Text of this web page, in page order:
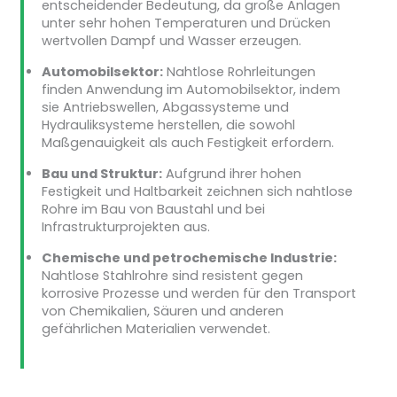
entscheidender Bedeutung, da große Anlagen
unter sehr hohen Temperaturen und Drücken
wertvollen Dampf und Wasser erzeugen.
Automobilsektor:Nahtlose Rohrleitungen
finden Anwendung im Automobilsektor, indem
sie Antriebswellen, Abgassysteme und
Hydrauliksysteme herstellen, die sowohl
Maßgenauigkeit als auch Festigkeit erfordern.
Bau und Struktur:Aufgrund ihrer hohen
Festigkeit und Haltbarkeit zeichnen sich nahtlose
Rohre im Bau von Baustahl und bei
Infrastrukturprojekten aus.
Chemische und petrochemische Industrie:
Nahtlose Stahlrohre sind resistent gegen
korrosive Prozesse und werden für den Transport
von Chemikalien, Säuren und anderen
gefährlichen Materialien verwendet.